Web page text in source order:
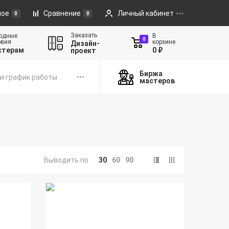
0 Сравнение 0 Личный кабинет
Заказать
Дизайн-
проект
0
В
корзине
0 ₽
график работы
Биржа
мастеров
Выводить по 30 60 90